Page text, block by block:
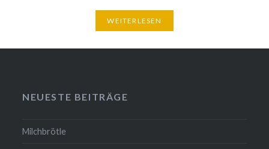
WEITERLESEN
NEUESTE BEITRÄGE
Milchbrötle